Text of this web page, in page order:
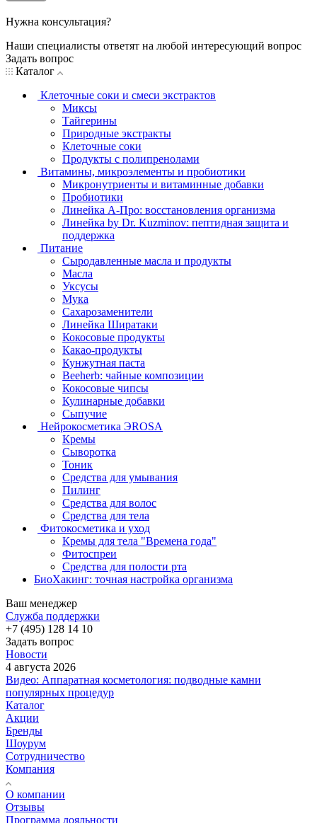
Нужна консультация?
Наши специалисты ответят на любой интересующий вопрос
Задать вопрос
Каталог
Клеточные соки и смеси экстрактов
Миксы
Тайгерины
Природные экстракты
Клеточные соки
Продукты с полипренолами
Витамины, микроэлементы и пробиотики
Микронутриенты и витаминные добавки
Пробиотики
Линейка А-Про: восстановления организма
Линейка by Dr. Kuzminov: пептидная защита и
поддержка
Питание
Сыродавленные масла и продукты
Масла
Уксусы
Мука
Сахарозаменители
Линейка Ширатаки
Кокосовые продукты
Какао-продукты
Кунжутная паста
Beeherb: чайные композиции
Кокосовые чипсы
Кулинарные добавки
Сыпучие
Нейрокосметика ЭROSA
Кремы
Сыворотка
Тоник
Средства для умывания
Пилинг
Средства для волос
Средства для тела
Фитокосметика и уход
Кремы для тела "Времена года"
Фитоспреи
Средства для полости рта
БиоХакинг: точная настройка организма
Ваш менеджер
Служба поддержки
+7 (495) 128 14 10
Задать вопрос
Новости
4 августа 2026
Видео: Аппаратная косметология: подводные камни
популярных процедур
Каталог
Акции
Бренды
Шоурум
Сотрудничество
Компания
О компании
Отзывы
Программа лояльности